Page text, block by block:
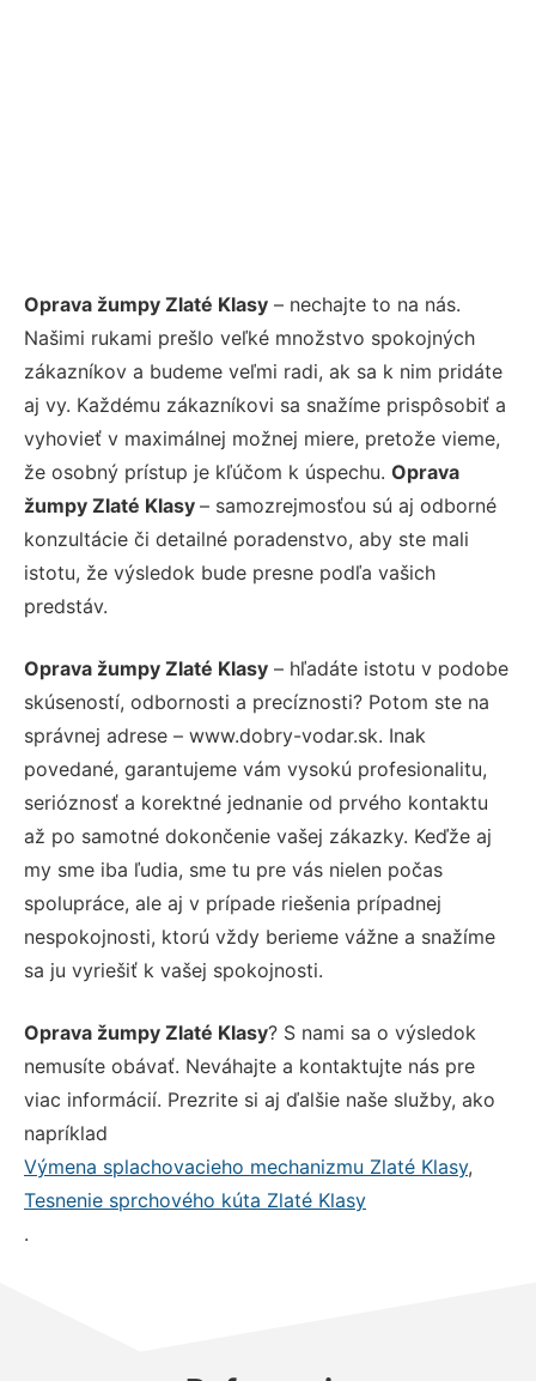
Oprava žumpy Zlaté Klasy – nechajte to na nás.
Našimi rukami prešlo veľké množstvo spokojných
zákazníkov a budeme veľmi radi, ak sa k nim pridáte
aj vy. Každému zákazníkovi sa snažíme prispôsobiť a
vyhovieť v maximálnej možnej miere, pretože vieme,
že osobný prístup je kľúčom k úspechu. Oprava
žumpy Zlaté Klasy – samozrejmosťou sú aj odborné
konzultácie či detailné poradenstvo, aby ste mali
istotu, že výsledok bude presne podľa vašich
predstáv.
Oprava žumpy Zlaté Klasy – hľadáte istotu v podobe
skúseností, odbornosti a precíznosti? Potom ste na
správnej adrese – www.dobry-vodar.sk. Inak
povedané, garantujeme vám vysokú profesionalitu,
serióznosť a korektné jednanie od prvého kontaktu
až po samotné dokončenie vašej zákazky. Keďže aj
my sme iba ľudia, sme tu pre vás nielen počas
spolupráce, ale aj v prípade riešenia prípadnej
nespokojnosti, ktorú vždy berieme vážne a snažíme
sa ju vyriešiť k vašej spokojnosti.
Oprava žumpy Zlaté Klasy? S nami sa o výsledok
nemusíte obávať. Neváhajte a kontaktujte nás pre
viac informácií. Prezrite si aj ďalšie naše služby, ako
napríklad
Výmena splachovacieho mechanizmu Zlaté Klasy,
Tesnenie sprchového kúta Zlaté Klasy
.